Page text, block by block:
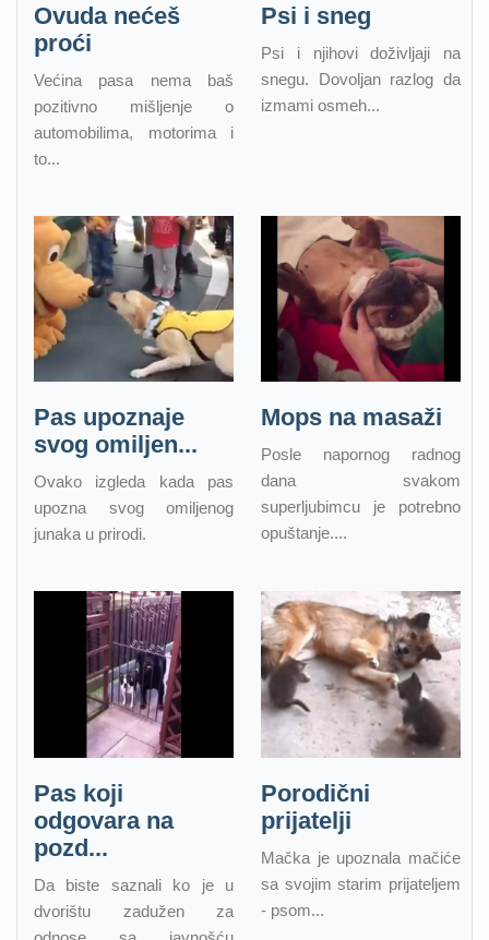
Ovuda nećeš
proći
Većina pasa nema baš
pozitivno mišljenje o
automobilima, motorima i
to...
Psi i sneg
Psi i njihovi doživljaji na
snegu. Dovoljan razlog da
izmami osmeh...
Pas upoznaje
svog omiljen...
Ovako izgleda kada pas
upozna svog omiljenog
junaka u prirodi.
Mops na masaži
Posle napornog radnog
dana svakom
superljubimcu je potrebno
opuštanje....
Pas koji
odgovara na
pozd...
Da biste saznali ko je u
dvorištu zadužen za
Porodični
prijatelji
Mačka je upoznala mačiće
sa svojim starim prijateljem
- psom...